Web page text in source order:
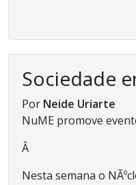
Sociedade
Por Neide Uriarte
NuME promove
Â
Nesta semana o